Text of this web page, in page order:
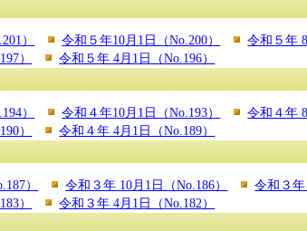
） 令和５年10月1日（No.200）
令和５年
） 令和５年 4月1日（No.196）
） 令和４年10月1日（No.193）
令和４年
） 令和４年 4月1日（No.189）
） 令和３年 10月1日（No.186）
令和３年
） 令和３年 4月1日（No.182）